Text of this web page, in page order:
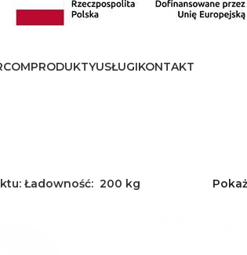
PRODUKTYUSŁUGIKONTAKT
Ładowność: 200 kg Pokaż